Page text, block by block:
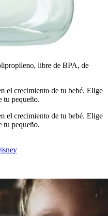
libre de BPA, de
el crecimiento de tu bebé. Elige
tu pequeño.
el crecimiento de tu bebé. Elige
tu pequeño.